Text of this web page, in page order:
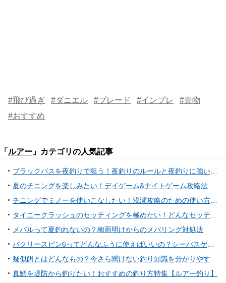
#飛び過ぎ #ダニエル #ブレード #インプレ
#青物
#おすすめ
「 ルアー 」カテゴリの人気記事
夏のチニングを楽しみたい！デイゲーム&ナイトゲーム攻略法
メバルって夏釣れないの？梅雨明けからのメバリング対処法
バクリースピン6ってどんなふうに使えばいいの？シーバスゲーム用スピンテールジグ
真鯛を堤防から釣りたい！おすすめの釣り方特集【ルアー釣り】